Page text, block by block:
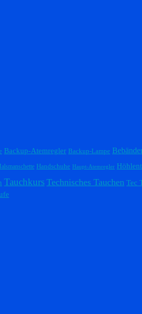
Backup-Atemregler Backup-Lampe
Handschuhe Haupt-Atemregler
Tauchkurs Technisches Tauchen Tec